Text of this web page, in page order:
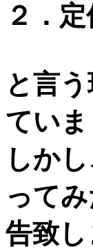
２．
と言
ていま
しか
って
告致し